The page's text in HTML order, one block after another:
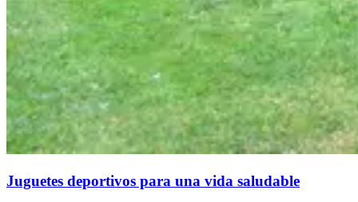
Juguetes deportivos para una vida saludable